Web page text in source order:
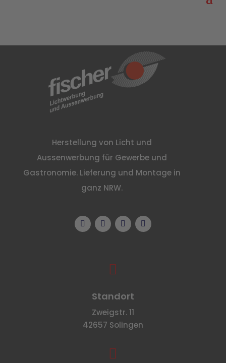
Herstellung von Licht und
Aussenwerbung für Gewerbe und
Gastronomie. Lieferung und Montage in
ganz NRW.

Standort
Zweigstr. 11
42657 Solingen
